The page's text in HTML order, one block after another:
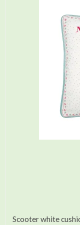
Scooter white